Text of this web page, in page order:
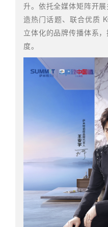
升。依托全媒体矩阵开
造热门话题、联合优质
立体化的品牌传播体系
度。